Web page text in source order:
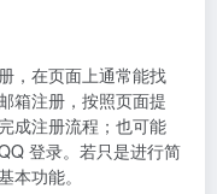
，在页面上通常能找
箱注册，按照页面提
成注册流程；也可能
登录。若只是进行简
本功能。